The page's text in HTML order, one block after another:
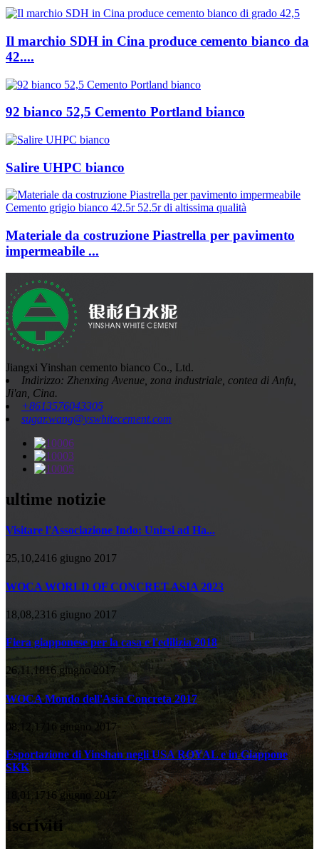
Il marchio SDH in Cina produce cemento bianco da
42....
92 bianco 52,5 Cemento Portland bianco
Salire UHPC bianco
Materiale da costruzione Piastrella per pavimento
impermeabile ...
Jiangxi Yinshan cemento bianco Co., Ltd.
Indirizzo: Zhenxing Avenue, zona industriale, contea di Anfu,
Ji'an, Cina.
+8613576043305
sugar.wang@yswhitecement.com
ultime notizie
Visitare l'Associazione Indo: Unirsi ad Ha...
25,10,2416 giugno 2017
WOCA WORLD OF CONCRET ASIA 2023
18,08,2316 giugno 2017
Fiera giapponese per la casa e l'edilizia 2018
26,11,1816 giugno 2017
WOCA Mondo dell'Asia Concreta 2017
08,12,1716 giugno 2017
Esportazione di Yinshan negli USA ROYAL e in Giappone
SKK
18,01,1716 giugno 2017
Iscriviti